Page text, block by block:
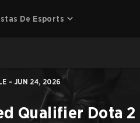
De Esports
- JUN 24, 2026
Qualifier Dota 2